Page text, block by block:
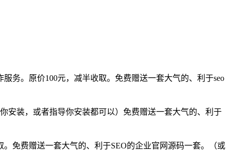
务。原价100元，减半收取。免费赠送一套大气的、利于seo
安装，或者指导你安装都可以）免费赠送一套大气的、利于
免费赠送一套大气的、利于SEO的企业官网源码一套。（或